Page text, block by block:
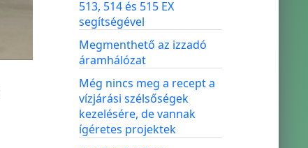
513, 514 és 515 EX
segítségével
Megmenthető az izzadó
áramhálózat
Még nincs meg a recept a
vízjárási szélsőségek
kezelésére, de vannak
ígéretes projektek